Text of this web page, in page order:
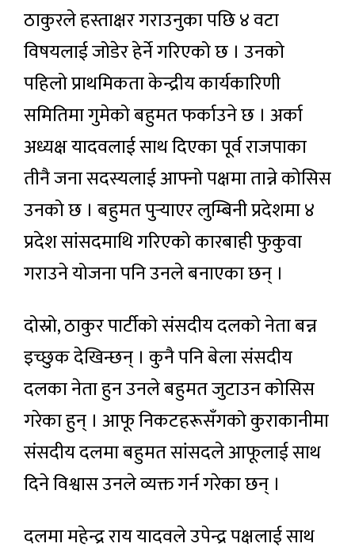
ठाकुरले हस्ताक्षर गराउनुका पछि ४ वटा
विषयलाई जोडेर हेर्ने गरिएको छ । उनको
पहिलो प्राथमिकता केन्द्रीय कार्यकारिणी
समितिमा गुमेको बहुमत फर्काउने छ । अर्का
अध्यक्ष यादवलाई साथ दिएका पूर्व राजपाका
तीनै जना सदस्यलाई आफ्नो पक्षमा तान्ने कोसिस
उनको छ । बहुमत पुर्‍याएर लुम्बिनी प्रदेशमा ४
प्रदेश सांसदमाथि गरिएको कारबाही फुकुवा
गराउने योजना पनि उनले बनाएका छन् ।
दोस्रो, ठाकुर पार्टीको संसदीय दलको नेता बन्न
इच्छुक देखिन्छन् । कुनै पनि बेला संसदीय
दलका नेता हुन उनले बहुमत जुटाउन कोसिस
गरेका हुन् । आफू निकटहरूसँगको कुराकानीमा
संसदीय दलमा बहुमत सांसदले आफूलाई साथ
दिने विश्वास उनले व्यक्त गर्न गरेका छन् ।
दलमा महेन्द्र राय यादवले उपेन्द्र पक्षलाई साथ